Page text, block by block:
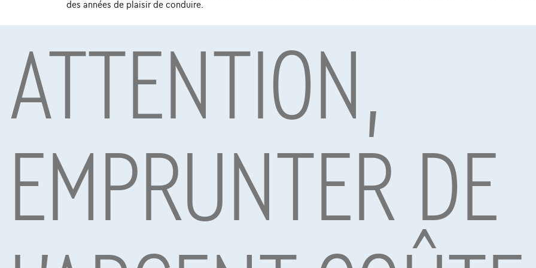
des années de plaisir de conduire.
Sous réserve d’acceptation de votre demande de crédit par Alpha Credit s.a., prêteur, Montagne du Parc 8/3, 1000 Bruxelles, TVA
Mobility S.A., agent in bijkomstige hoedanigheid, Boulevard Albert II 4, B12, 1000 Brussel, BTW BE 1003.765.106, BE93 0019 6639
Voitures les plus populaires
ATTENTION,
EMPRUNTER DE